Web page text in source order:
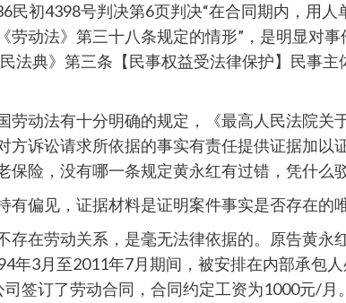
初4398号判决第6页判决“在合同期内，用
动法》第三十八条规定的情形”，是明显对
法典》第三条【民事权益受法律保护】民事
动法有十分明确的规定，《最高人民法院关
方诉讼请求所依据的事实有责任提供证据加以
险，没有哪一条规定黄永红有过错，凭什么
偏见，证据材料是证明案件事实是否存在的
在劳动关系，是毫无法律依据的。原告黄永
年3月至2011年7月期间，被安排在内部承包
签订了劳动合同，合同约定工资为1000元/